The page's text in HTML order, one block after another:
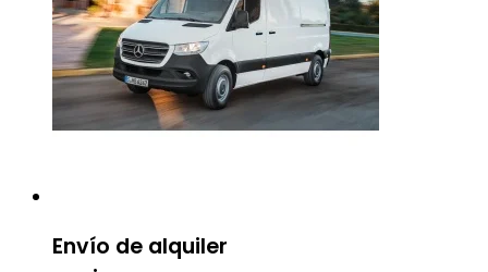
Envío de alquiler